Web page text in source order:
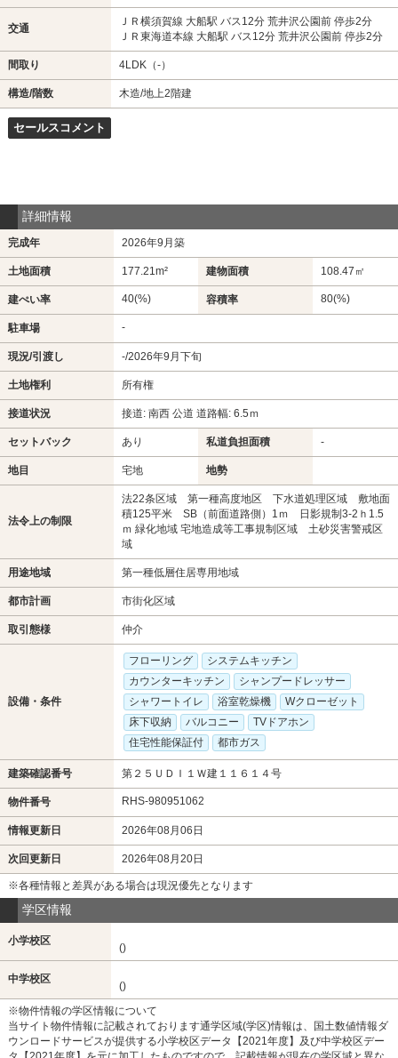
交通
ＪＲ横須賀線 大船駅 バス12分 荒井沢公園前 停歩2分
ＪＲ東海道本線 大船駅 バス12分 荒井沢公園前 停歩2分
間取り 4LDK（-）
構造/階数 木造/地上2階建
セールスコメント
詳細情報
完成年 2026年9月築
土地面積 177.21m² 建物面積 108.47㎡
建ぺい率 40(%) 容積率 80(%)
駐車場 -
現況/引渡し -/2026年9月下旬
土地権利 所有権
接道状況 接道: 南西 公道 道路幅: 6.5ｍ
セットバック あり 私道負担面積 -
地目 宅地 地勢
法令上の制限
法22条区域 第一種高度地区 下水道処理区域 敷地面
積125平米 SB（前面道路側）1ｍ 日影規制3-2ｈ1.5
ｍ 緑化地域 宅地造成等工事規制区域 土砂災害警戒区
域
用途地域 第一種低層住居専用地域
都市計画 市街化区域
取引態様 仲介
設備・条件
フローリング
システムキッチン
カウンターキッチン
シャンプードレッサー
シャワートイレ
浴室乾燥機
Wクローゼット
床下収納
バルコニー
TVドアホン
住宅性能保証付
都市ガス
建築確認番号 第２５ＵＤＩ１Ｗ建１１６１４号
物件番号 RHS-980951062
情報更新日 2026年08月06日
次回更新日 2026年08月20日
※各種情報と差異がある場合は現況優先となります
学区情報
小学校区
()
中学校区
()
※物件情報の学区情報について
当サイト物件情報に記載されております通学区域(学区)情報は、国土数値情報ダ
ウンロードサービスが提供する小学校区データ【2021年度】及び中学校区デー